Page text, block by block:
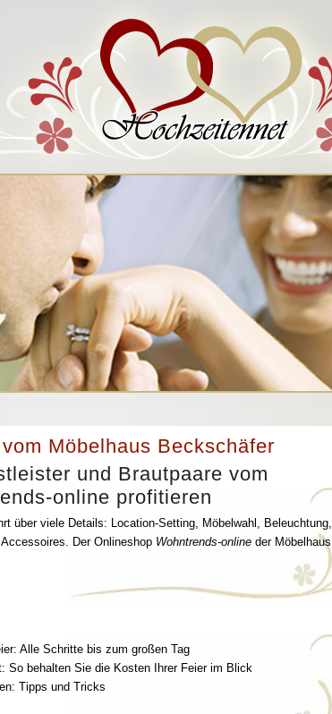
Möbelhaus Beckschäfer
und Brautpaare vom
online profitieren
über viele Details: Location-Setting, Möbelwahl, Beleuchtung,
Der Onlineshop Wohntrends-online der Möbelhaus
Alle Schritte bis zum großen Tag
So behalten Sie die Kosten Ihrer Feier im Blick
Tipps und Tricks